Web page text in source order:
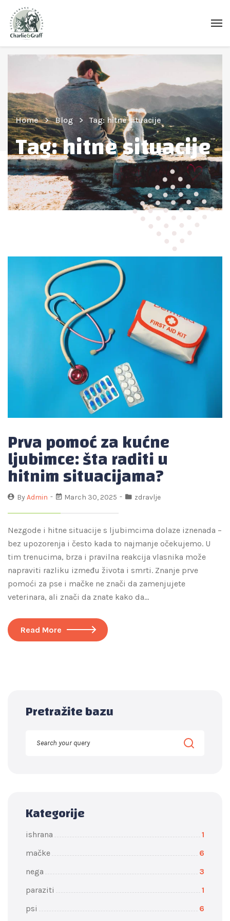
Home Blog Tag: hitne situacije
Tag:hitne situacije
Prva pomoć za kućne
ljubimce: šta raditi u
hitnim situacijama?
ByAdmin March 30, 2025 zdravlje
Nezgode i hitne situacije s ljubimcima dolaze iznenada –
bez upozorenja i često kada to najmanje očekujemo. U
tim trenucima, brza i pravilna reakcija vlasnika može
napraviti razliku između života i smrti. Znanje prve
pomoći za pse i mačke ne znači da zamenjujete
veterinara, ali znači da znate kako da…
Read More
Pretražite bazu
Kategorije
ishrana
1
mačke
6
nega
3
paraziti
1
psi
6